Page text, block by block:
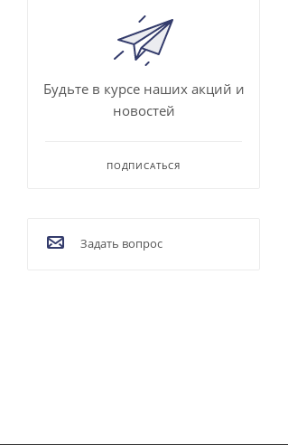
Будьте в курсе наших акций и
новостей
ПОДПИСАТЬСЯ
Задать вопрос